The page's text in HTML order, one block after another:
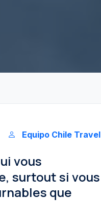
Equipo Chile Travel
vous
surtout si vous
que